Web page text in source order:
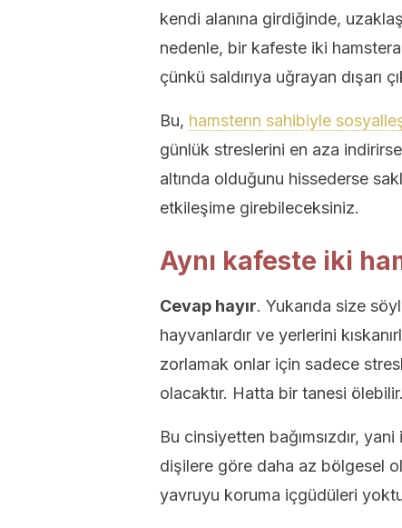
kendi alanına girdiğinde,
nedenle, bir kafeste iki
çünkü saldırıya uğrayan dışarı
Bu, hamsterın sahibiyle
günlük streslerini en aza
altında olduğunu hissederse
etkileşime girebileceksiniz.
Aynı kafeste iki
Cevap hayır. Yukarıda size
hayvanlardır ve yerlerini
zorlamak onlar için sadece
olacaktır. Hatta bir tanesi ölebilir.
Bu cinsiyetten bağımsızdır,
dişilere göre daha az bölgesel
yavruyu koruma içgüdüleri